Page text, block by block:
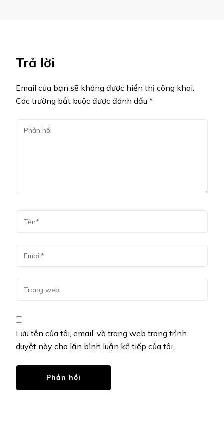
Trả lời
Email của bạn sẽ không được hiển thị công khai.
Các trường bắt buộc được đánh dấu *
Lưu tên của tôi, email, và trang web trong trình
duyệt này cho lần bình luận kế tiếp của tôi.